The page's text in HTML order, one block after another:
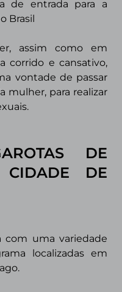
de entrada para a
Brasil
assim como em
corrido e cansativo,
vontade de passar
mulher, para realizar
DE
CIDADE DE
com uma variedade
localizadas em